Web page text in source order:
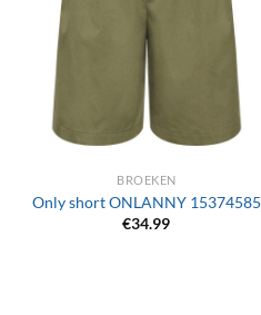
BROEKEN
Only short ONLANNY 15374585
€34.99